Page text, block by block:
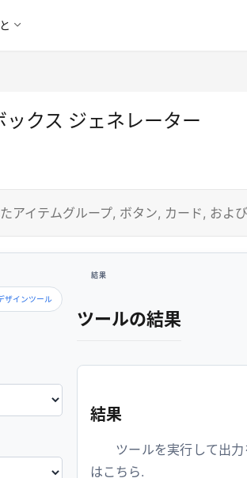
クス ジェネレーター
アイテムグループ, ボタン, カード, およ
ザインツール
結果
ツールの結果
結果
ツールを実行して出
はこちら.